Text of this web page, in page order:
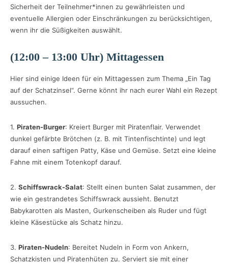
Sicherheit der Teilnehmer*innen zu gewährleisten und
eventuelle Allergien oder Einschränkungen zu berücksichtigen,
wenn ihr die Süßigkeiten auswählt.
(12:00 – 13:00 Uhr) Mittagessen
Hier sind einige Ideen für ein Mittagessen zum Thema „Ein Tag
auf der Schatzinsel“. Gerne könnt ihr nach eurer Wahl ein Rezept
aussuchen.
1. Piraten-Burger: Kreiert Burger mit Piratenflair. Verwendet
dunkel gefärbte Brötchen (z. B. mit Tintenfischtinte) und legt
darauf einen saftigen Patty, Käse und Gemüse. Setzt eine kleine
Fahne mit einem Totenkopf darauf.
2. Schiffswrack-Salat: Stellt einen bunten Salat zusammen, der
wie ein gestrandetes Schiffswrack aussieht. Benutzt
Babykarotten als Masten, Gurkenscheiben als Ruder und fügt
kleine Käsestücke als Schatz hinzu.
3. Piraten-Nudeln: Bereitet Nudeln in Form von Ankern,
Schatzkisten und Piratenhüten zu. Serviert sie mit einer